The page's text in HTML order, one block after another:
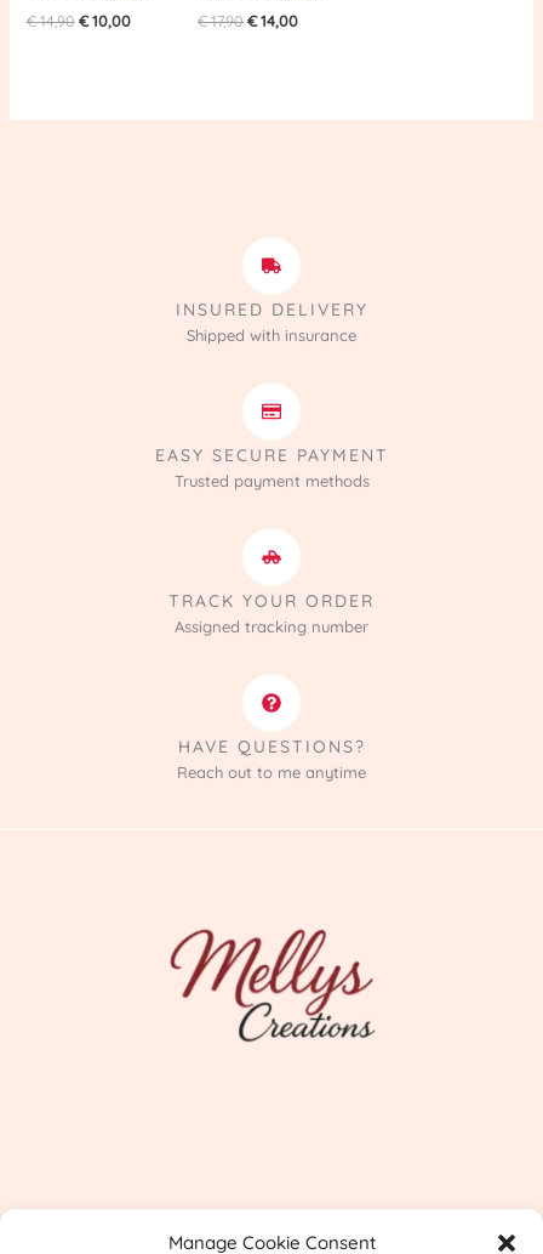
Manage Cookie Consent
€14,90 €10,00 €17,90€14,00
INSURED DELIVERY
Shipped with insurance
EASY SECURE PAYMENT
Trusted payment methods
TRACK YOUR ORDER
Assigned tracking number
HAVE QUESTIONS?
Reach out to me anytime